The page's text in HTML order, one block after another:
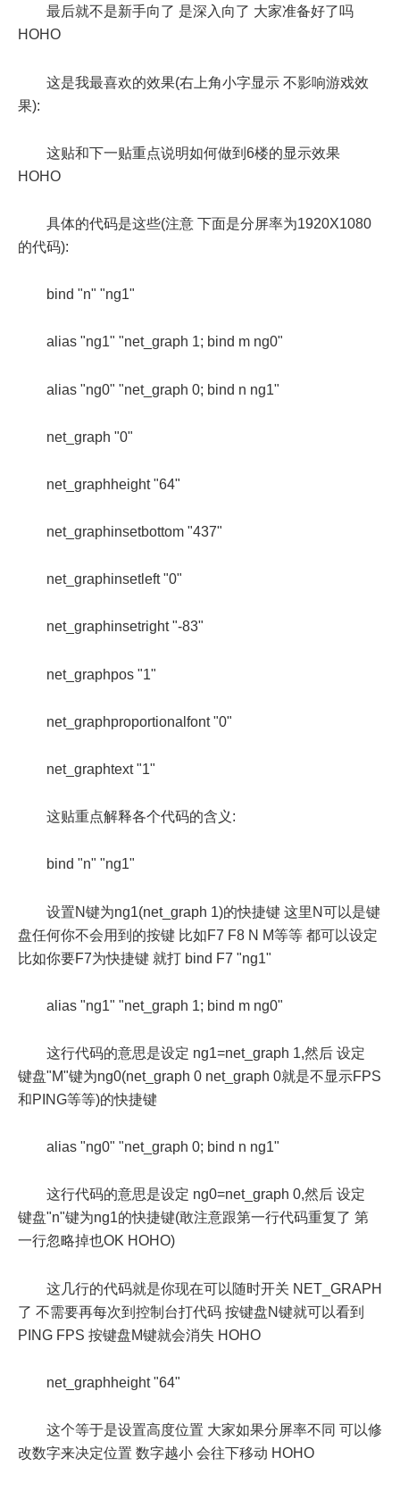
最后就不是新手向了 是深入向了 大家准备好了吗
HOHO
这是我最喜欢的效果(右上角小字显示 不影响游戏效
果):
这贴和下一贴重点说明如何做到6楼的显示效果
HOHO
具体的代码是这些(注意 下面是分屏率为1920X1080
的代码):
bind "n" "ng1"
alias "ng1" "net_graph 1; bind m ng0"
alias "ng0" "net_graph 0; bind n ng1"
net_graph "0"
net_graphheight "64"
net_graphinsetbottom "437"
net_graphinsetleft "0"
net_graphinsetright "-83"
net_graphpos "1"
net_graphproportionalfont "0"
net_graphtext "1"
这贴重点解释各个代码的含义:
bind "n" "ng1"
设置N键为ng1(net_graph 1)的快捷键 这里N可以是键
盘任何你不会用到的按键 比如F7 F8 N M等等 都可以设定
比如你要F7为快捷键 就打 bind F7 "ng1"
alias "ng1" "net_graph 1; bind m ng0"
这行代码的意思是设定 ng1=net_graph 1,然后 设定
键盘"M"键为ng0(net_graph 0 net_graph 0就是不显示FPS
和PING等等)的快捷键
alias "ng0" "net_graph 0; bind n ng1"
这行代码的意思是设定 ng0=net_graph 0,然后 设定
键盘"n"键为ng1的快捷键(敢注意跟第一行代码重复了 第
一行忽略掉也OK HOHO)
这几行的代码就是你现在可以随时开关 NET_GRAPH
了 不需要再每次到控制台打代码 按键盘N键就可以看到
PING FPS 按键盘M键就会消失 HOHO
net_graphheight "64"
这个等于是设置高度位置 大家如果分屏率不同 可以修
改数字来决定位置 数字越小 会往下移动 HOHO